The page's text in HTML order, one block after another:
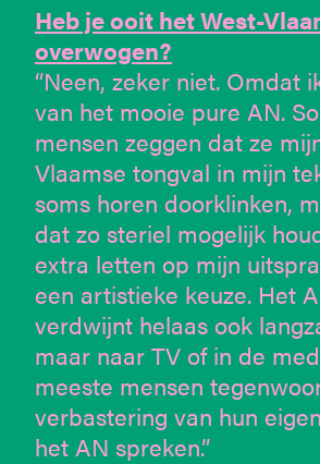
Heb je ooit het West-
overwogen?
“Neen, zeker niet. Omdat
van het mooie pure AN.
mensen zeggen dat ze
Vlaamse tongval in mijn
soms horen doorklinken,
dat zo steriel mogelijk
extra letten op mijn
een artistieke keuze. Het
verdwijnt helaas ook
maar naar TV of in de
meeste mensen
verbastering van hun
het AN spreken.”